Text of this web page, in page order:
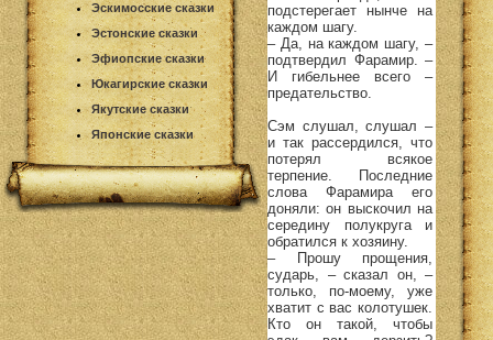
Эскимосские сказки
Эстонские сказки
Эфиопские сказки
Юкагирские сказки
Якутские сказки
Японские сказки
подстерегает нынче на
каждом шагу.
– Да, на каждом шагу, –
подтвердил Фарамир. –
И гибельнее всего –
предательство.
Сэм слушал, слушал –
и так рассердился, что
потерял всякое
терпение. Последние
слова Фарамира его
доняли: он выскочил на
середину полукруга и
обратился к хозяину.
– Прошу прощения,
сударь, – сказал он, –
только, по-моему, уже
хватит с вас колотушек.
Кто он такой, чтобы